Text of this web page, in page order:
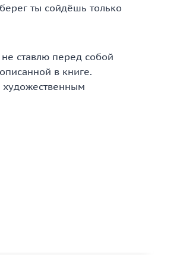
ты сойдёшь только
ставлю перед собой
в книге.
художественным